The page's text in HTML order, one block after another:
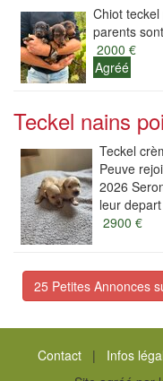
Chiot
parents
2000 €
Agréé
Teckel nains
Teckel
Peuve
2026
leur
2900 €
25 Petites Annonces
Contact| Infos